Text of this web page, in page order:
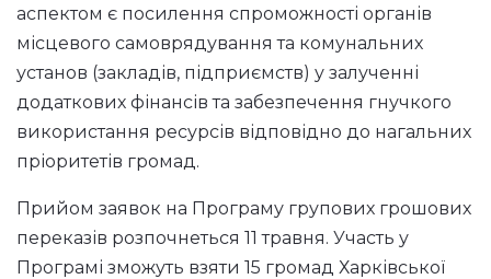
аспектом є посилення спроможності органів
місцевого самоврядування та комунальних
установ (закладів, підприємств) у залученні
додаткових фінансів та забезпечення гнучкого
використання ресурсів відповідно до нагальних
пріоритетів громад.
Прийом заявок на Програму групових грошових
переказів розпочнеться 11 травня. Участь у
Програмі зможуть взяти 15 громад Харківської